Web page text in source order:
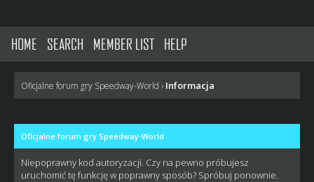
HOME SEARCH MEMBER LIST HELP
Oficjalne forum gry Speedway-World › Informacja
Oficjalne forum gry Speedway-World
Niepoprawny kod autoryzacji. Czy na pewno próbujesz
uruchomić tę funkcję w poprawny sposób? Spróbuj ponownie.